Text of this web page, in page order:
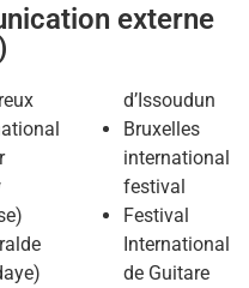
externe
d’Issoudun
Bruxelles
international
festival
Festival
International
de Guitare